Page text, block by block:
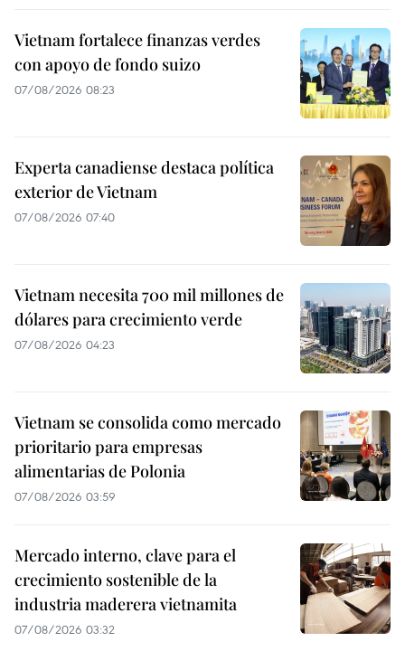
Vietnam fortalece finanzas verdes
con apoyo de fondo suizo
07/08/2026 08:23
Experta canadiense destaca política
exterior de Vietnam
07/08/2026 07:40
Vietnam necesita 700 mil millones de
dólares para crecimiento verde
07/08/2026 04:23
Vietnam se consolida como mercado
prioritario para empresas
alimentarias de Polonia
07/08/2026 03:59
Mercado interno, clave para el
crecimiento sostenible de la
industria maderera vietnamita
07/08/2026 03:32